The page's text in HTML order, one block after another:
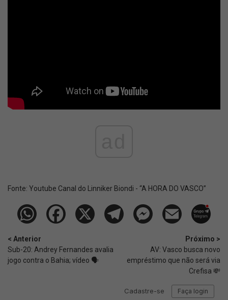
Fonte: Youtube Canal do Linniker Biondi - “A HORA DO VASCO”
< Anterior
Sub-20: Andrey Fernandes avalia
jogo contra o Bahia; vídeo 🗣️
Próximo >
AV: Vasco busca novo
empréstimo que não será via
Crefisa 💸